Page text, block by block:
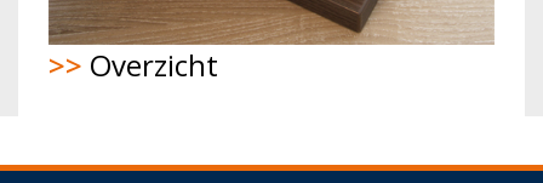
>> Overzicht